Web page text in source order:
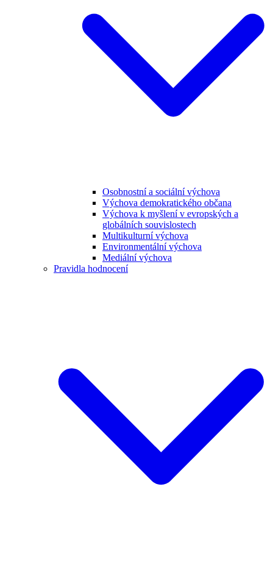
Osobnostní a sociální výchova
Výchova demokratického občana
Výchova k myšlení v evropských a
globálních souvislostech
Multikulturní výchova
Environmentální výchova
Mediální výchova
Pravidla hodnocení